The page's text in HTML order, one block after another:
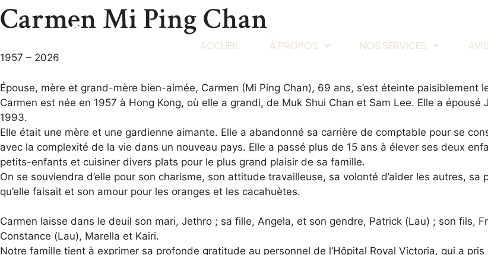
ACCUEIL À PROPOS NOS SERVICES
Carmen Mi Ping Chan
1957 – 2026
Épouse, mère et grand-mère bien-aimée, Carmen (Mi Ping Chan), 69 ans, s’est éteinte paisiblement
Carmen est née en 1957 à Hong Kong, où elle a grandi, de Muk Shui Chan et Sam Lee. Elle a
1993.
Elle était une mère et une gardienne aimante. Elle a abandonné sa carrière de comptable pour se
avec la complexité de la vie dans un nouveau pays. Elle a passé plus de 15 ans à élever ses deux
petits-enfants et cuisiner divers plats pour le plus grand plaisir de sa famille.
On se souviendra d’elle pour son charisme, son attitude travailleuse, sa volonté d’aider les autres,
qu’elle faisait et son amour pour les oranges et les cacahuètes.
Carmen laisse dans le deuil son mari, Jethro ; sa fille, Angela, et son gendre, Patrick (Lau) ; son fils,
Constance (Lau), Marella et Kairi.
Notre famille tient à exprimer sa profonde gratitude au personnel de l’Hôpital Royal Victoria, qui a